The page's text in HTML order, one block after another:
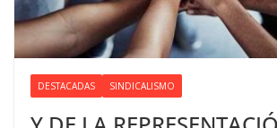
DESTACADAS SINDICALISMO